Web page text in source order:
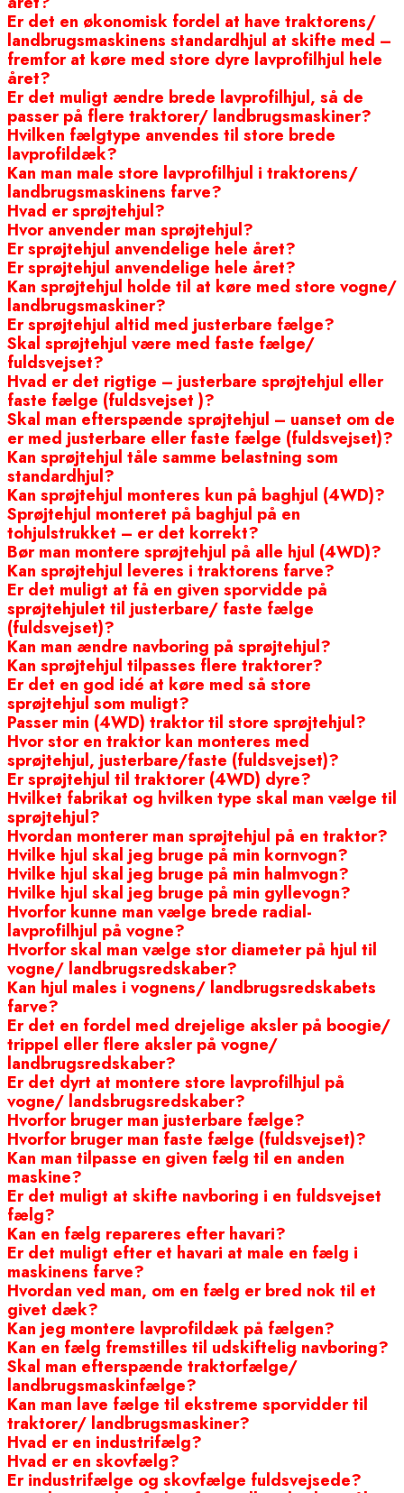
Er det en økonomisk fordel at have traktorens/
landbrugsmaskinens standardhjul at skifte med –
fremfor at køre med store dyre lavprofilhjul hele
året?
Er det muligt ændre brede lavprofilhjul, så de
passer på flere traktorer/ landbrugsmaskiner?
Hvilken fælgtype anvendes til store brede
lavprofildæk?
Kan man male store lavprofilhjul i traktorens/
landbrugsmaskinens farve?
Hvad er sprøjtehjul?
Hvor anvender man sprøjtehjul?
Er sprøjtehjul anvendelige hele året?
Er sprøjtehjul anvendelige hele året?
Kan sprøjtehjul holde til at køre med store vogne/
landbrugsmaskiner?
Er sprøjtehjul altid med justerbare fælge?
Skal sprøjtehjul være med faste fælge/
fuldsvejset?
Hvad er det rigtige – justerbare sprøjtehjul eller
faste fælge (fuldsvejset )?
Skal man efterspænde sprøjtehjul – uanset om de
er med justerbare eller faste fælge (fuldsvejset)?
Kan sprøjtehjul tåle samme belastning som
standardhjul?
Kan sprøjtehjul monteres kun på baghjul (4WD)?
Sprøjtehjul monteret på baghjul på en
tohjulstrukket – er det korrekt?
Bør man montere sprøjtehjul på alle hjul (4WD)?
Kan sprøjtehjul leveres i traktorens farve?
Er det muligt at få en given sporvidde på
sprøjtehjulet til justerbare/ faste fælge
(fuldsvejset)?
Kan man ændre navboring på sprøjtehjul?
Kan sprøjtehjul tilpasses flere traktorer?
Er det en god idé at køre med så store
sprøjtehjul som muligt?
Passer min (4WD) traktor til store sprøjtehjul?
Hvor stor en traktor kan monteres med
sprøjtehjul, justerbare/faste (fuldsvejset)?
Er sprøjtehjul til traktorer (4WD) dyre?
Hvilket fabrikat og hvilken type skal man vælge til
sprøjtehjul?
Hvordan monterer man sprøjtehjul på en traktor?
Hvilke hjul skal jeg bruge på min kornvogn?
Hvilke hjul skal jeg bruge på min halmvogn?
Hvilke hjul skal jeg bruge på min gyllevogn?
Hvorfor kunne man vælge brede radial-
lavprofilhjul på vogne?
Hvorfor skal man vælge stor diameter på hjul til
vogne/ landbrugsredskaber?
Kan hjul males i vognens/ landbrugsredskabets
farve?
Er det en fordel med drejelige aksler på boogie/
trippel eller flere aksler på vogne/
landbrugsredskaber?
Er det dyrt at montere store lavprofilhjul på
vogne/ landsbrugsredskaber?
Hvorfor bruger man justerbare fælge?
Hvorfor bruger man faste fælge (fuldsvejset)?
Kan man tilpasse en given fælg til en anden
maskine?
Er det muligt at skifte navboring i en fuldsvejset
fælg?
Kan en fælg repareres efter havari?
Er det muligt efter et havari at male en fælg i
maskinens farve?
Hvordan ved man, om en fælg er bred nok til et
givet dæk?
Kan jeg montere lavprofildæk på fælgen?
Kan en fælg fremstilles til udskiftelig navboring?
Skal man efterspænde traktorfælge/
landbrugsmaskinfælge?
Kan man lave fælge til ekstreme sporvidder til
traktorer/ landbrugsmaskiner?
Hvad er en industrifælg?
Hvad er en skovfælg?
Er industrifælge og skovfælge fuldsvejsede?